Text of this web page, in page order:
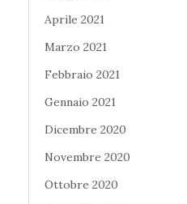
Aprile 2021
Marzo 2021
Febbraio 2021
Gennaio 2021
Dicembre 2020
Novembre 2020
Ottobre 2020